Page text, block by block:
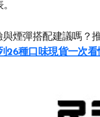
煙彈搭配建議嗎？
26種口味現貨一次看